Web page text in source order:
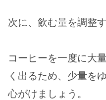
次に、飲む量を調整
コーヒーを一度に大
く出るため、少量を
心がけましょう。